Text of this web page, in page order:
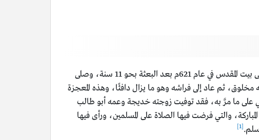
إنَّ حادثة الإسراء والمعراج لحادثة عظيمة في تاريخ الإسلام، فقد سافر رسول الله صلى الله عليه وسلم من مكة المكرمة إلى بيت المقدس في عام 621م بعد البعثة بحو 11 سنة، وصلى
مخلوق، ثم عاد إلى فراشه وهو ما يزال دافئًا، وهذه المعجزة
على ما مرَّ به، فقد توفيت زوجته خديجة وعمه أبو طالب
والتي فرضت فيها الصلاة على المسلمين، ورأى فيها
[1]